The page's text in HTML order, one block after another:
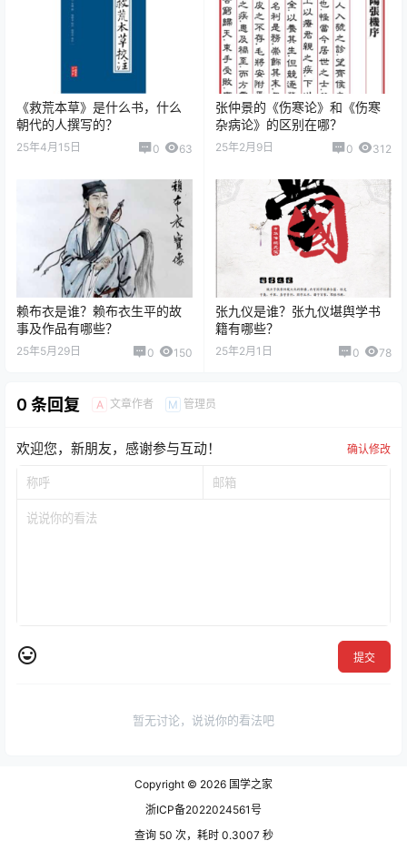
《救荒本草》是什么书，什么
朝代的人撰写的？
25年4月15日 0 63
张仲景的《伤寒论》和《伤寒
杂病论》的区别在哪？
25年2月9日 0 312
赖布衣是谁？赖布衣生平的故
事及作品有哪些？
25年5月29日 0 150
张九仪是谁？张九仪堪舆学书
籍有哪些？
25年2月1日 0 78
0 条回复 A 文章作者 M 管理员
欢迎您，新朋友，感谢参与互动！ 确认修改
提交
暂无讨论，说说你的看法吧
Copyright © 2026 国学之家
浙ICP备2022024561号
查询 50 次，耗时 0.3007 秒